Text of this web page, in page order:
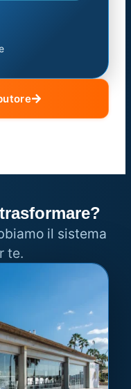
il sistema
te.